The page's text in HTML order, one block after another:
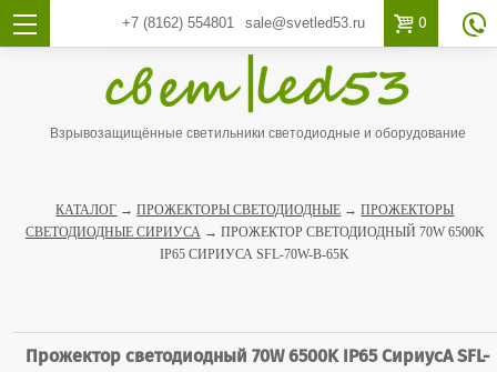
+7 (8162)554801 sale@svetled53.ru  0 
Взрывозащищённые светильники светодиодные и оборудование
КАТАЛОГ →ПРОЖЕКТОРЫ СВЕТОДИОДНЫЕ →ПРОЖЕКТОРЫ
СВЕТОДИОДНЫЕ СИРИУСА→ ПРОЖЕКТОР СВЕТОДИОДНЫЙ 70W 6500K
IP65 СИРИУСА SFL-70W-B-65K
Прожектор светодиодный 70W 6500K IP65 СириусА SFL-